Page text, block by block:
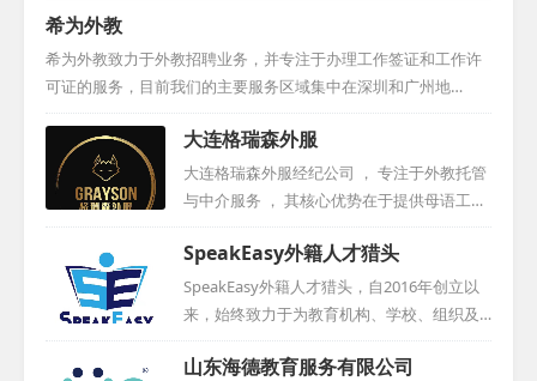
希为外教
希为外教致力于外教招聘业务，并专注于办理工作签证和工作许
可证的服务，目前我们的主要服务区域集中在深圳和广州地
区。...
大连格瑞森外服
大连格瑞森外服经纪公司 ， 专注于外教托管
与中介服务 ， 其核心优势在于提供母语工签
外教 ， 外教资源丰富且稳定可靠 。 公司凭
借完善的服务体系 ， 确保客户在使用过程中
能够安心无忧 。 目前 ， 大连格瑞森已在全
国范围内与百家以上的合作机构建立了稳固
的合作关系 ， 赢得了广泛赞誉 。 我们诚挚
欢迎各界合作伙伴的加入 ， 共同开创美好未
SpeakEasy外籍人才猎头
SpeakEasy外籍人才猎头，自2016年创立以
来，始终致力于为教育机构、学校、组织及
个人提供全面的人力与教育资源咨询服务。
团队骨干成员在国际教育领域深耕细作，拥
山东海德教育服务有限公司